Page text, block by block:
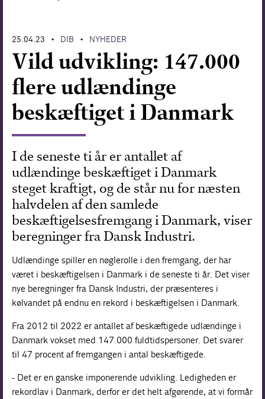
25.04.23 • DIB • NYHEDER
Vild udvikling: 147.000
flere udlændinge
beskæftiget i Danmark
I de seneste ti år er antallet af
udlændinge beskæftiget i Danmark
steget kraftigt, og de står nu for næsten
halvdelen af den samlede
beskæftigelsesfremgang i Danmark, viser
beregninger fra Dansk Industri.
Udlændinge spiller en nøglerolle i den fremgang, der har
været i beskæftigelsen i Danmark i de seneste ti år. Det viser
nye beregninger fra Dansk Industri, der præsenteres i
kølvandet på endnu en rekord i beskæftigelsen i Danmark.
Fra 2012 til 2022 er antallet af beskæftigede udlændinge i
Danmark vokset med 147.000 fuldtidspersoner. Det svarer
til 47 procent af fremgangen i antal beskæftigede.
- Det er en ganske imponerende udvikling. Ledigheden er
rekordlav i Danmark, derfor er det helt afgørende, at vi formår